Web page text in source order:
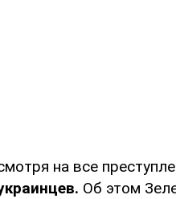
на все
Об этом